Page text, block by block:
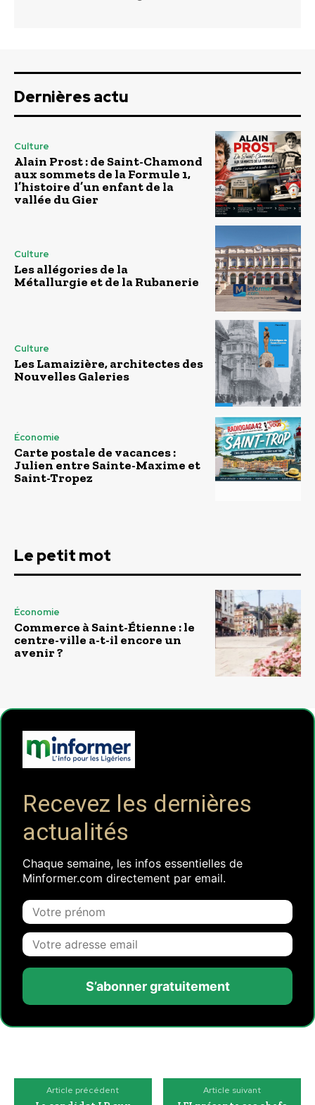
Dernières actu
Culture
Alain Prost : de Saint-Chamond
aux sommets de la Formule 1,
l’histoire d’un enfant de la
vallée du Gier
Culture
Les allégories de la
Métallurgie et de la Rubanerie
Culture
Les Lamaizière, architectes des
Nouvelles Galeries
Économie
Carte postale de vacances :
Julien entre Sainte-Maxime et
Saint-Tropez
Le petit mot
Économie
Commerce à Saint-Étienne : le
centre-ville a-t-il encore un
avenir ?
Recevez les dernières
actualités
Chaque semaine, les infos essentielles de
Minformer.com directement par email.
S’abonner gratuitement
Article précédent Article suivant